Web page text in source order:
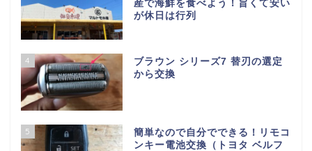
産で海鮮を食べよう！旨くて安い
が休日は行列
4
ブラウン シリーズ7 替刃の選定
から交換
5
簡単なので自分でできる！リモコ
ンキー電池交換（トヨタ ベルフ